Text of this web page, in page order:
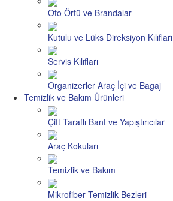
Oto Örtü ve Brandalar
Kutulu ve Lüks Direksiyon Kılıfları
Servis Kılıfları
Organizerler Araç İçi ve Bagaj
Temizlik ve Bakım Ürünleri
Çift Taraflı Bant ve Yapıştırıcılar
Araç Kokuları
Temizlik ve Bakım
Mikrofiber Temizlik Bezleri